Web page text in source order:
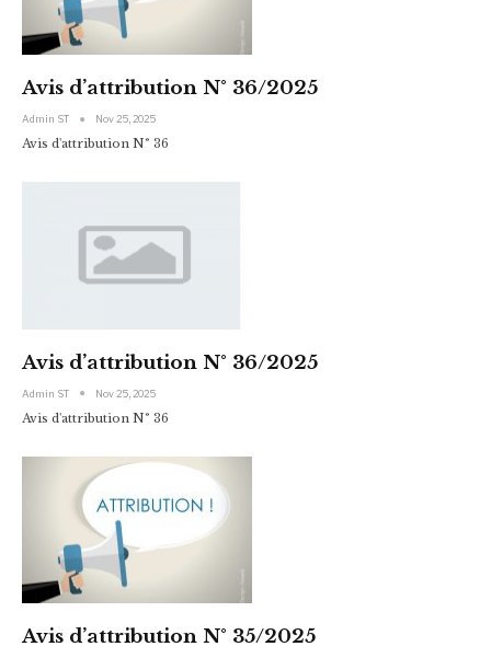
Avis d’attribution N° 36/2025
Admin ST Nov 25, 2025
Avis d'attribution N° 36
Avis d’attribution N° 36/2025
Admin ST Nov 25, 2025
Avis d'attribution N° 36
Avis d’attribution N° 35/2025